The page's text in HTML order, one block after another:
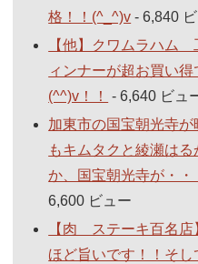
格！！(^_^)v - 6,840
【他】クワムラハム
ィンナーが超お買い得
(^^)v！！
- 6,640 ビュ
加東市の国宝朝光寺
もキムタクと綾瀬は
か、国宝朝光寺が・
6,600 ビュー
【肉 ステーキ百名店
ほど旨いです！！そし